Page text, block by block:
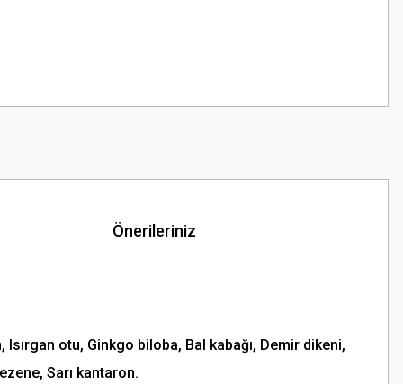
Önerileriniz
otu, Ginkgo biloba, Bal kabağı, Demir dikeni,
Sarı kantaron.